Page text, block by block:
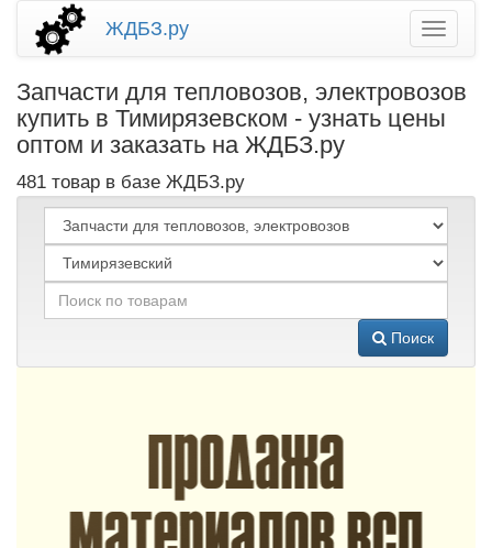
ЖДБЗ.ру
Запчасти для тепловозов, электровозов
купить в Тимирязевском - узнать цены
оптом и заказать на ЖДБЗ.ру
481 товар в базе ЖДБЗ.ру
Поиск